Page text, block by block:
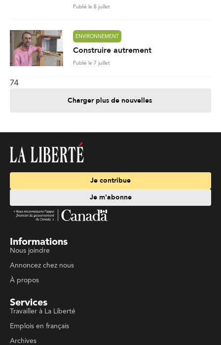
Publié le 8 juillet
ENVIRONNEMENT
Construire autrement
Publié le 7 juillet
74
Charger plus de nouvelles
Je contribue
Je m'abonne
Informations
Nous joindre
Annoncez chez nous
À propos
Services
Travailler à La Liberté
Emplois en français
Archives